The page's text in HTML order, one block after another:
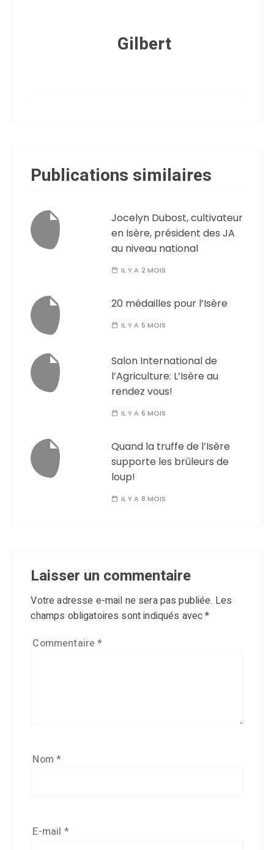
Gilbert
Publications similaires
Jocelyn Dubost, cultivateur
en Isère, président des JA
au niveau national
IL Y A 2 MOIS
20 médailles pour l’Isère
IL Y A 5 MOIS
Salon International de
l’Agriculture: L’Isère au
rendez vous!
IL Y A 6 MOIS
Quand la truffe de l’Isère
supporte les brûleurs de
loup!
IL Y A 8 MOIS
Laisser un commentaire
Votre adresse e-mail ne sera pas publiée. Les
champs obligatoires sont indiqués avec*
Commentaire*
Nom*
E-mail *